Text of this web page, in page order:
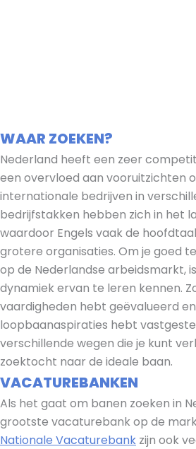
WAAR ZOEKEN?
Nederland heeft een zeer
een overvloed aan vooruitzichten
internationale bedrijven in
bedrijfstakken hebben zich in het
waardoor Engels vaak de
grotere organisaties. Om je goed
op de Nederlandse arbeidsmarkt,
dynamiek ervan te leren kennen.
vaardigheden hebt geëvalueerd
loopbaanaspiraties hebt
verschillende wegen die je kunt
zoektocht naar de ideale baan.
VACATUREBANKEN
Als het gaat om banen zoeken in
grootste vacaturebank op de
Nationale Vacaturebank zijn ook